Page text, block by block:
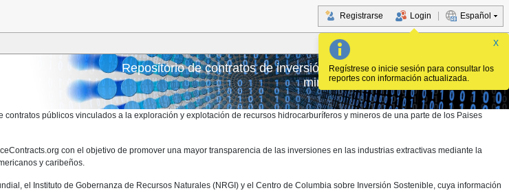
Registrarse Login Español
Repositorio de contratos de inversión de proyectos de petróleo, gas y
minería en américa latina y el caribe
públicos vinculados a la exploración y explotación de recursos hidrocarburíferos y mineros de una parte de los Paises
con el objetivo de promover una mayor transparencia de las inversiones en las industrias extractivas mediante la
y caribeños.
el Instituto de Gobernanza de Recursos Naturales (NRGI) y el Centro de Columbia sobre Inversión Sostenible, cuya información
X
Regístrese o inicie sesión para consultar los
reportes con información actualizada.